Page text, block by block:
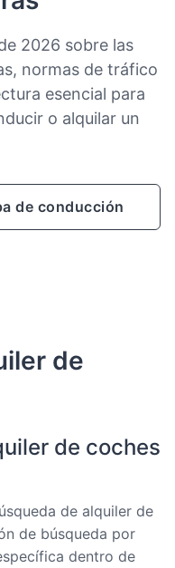
2026 sobre las
normas de tráfico
esencial para
o alquilar un
de conducción
de
de coches
de alquiler de
de búsqueda por
dentro de